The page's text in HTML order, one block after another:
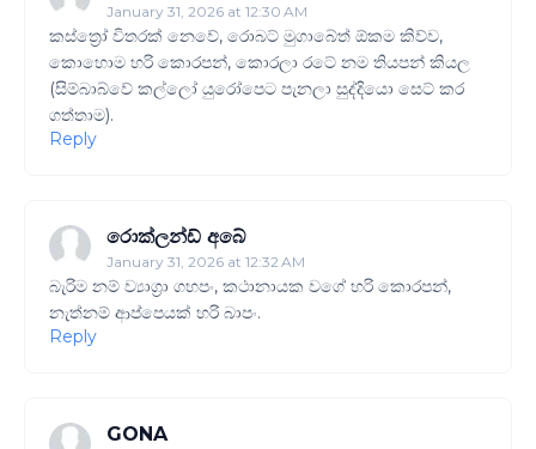
January 31, 2026 at 12:30 AM
කස්ත්‍රෝ විතරක් නෙවේ, රොබට් මුගාබේත් ඕකම කිව්ව,
කොහොම හරි කොරපන්, කොරලා රටේ නම තියපන් කියල
(සිම්බාබ්වේ කල්ලෝ යුරෝපෙට පැනලා සුද්දියො සෙට් කර
ගත්තාම).
Reply
රොක්ලන්ඩ් අබේ
January 31, 2026 at 12:32 AM
බැරිම නම් ව්‍යාග්‍රා ගහපං, කථානායක වගේ හරි කොරපන්,
නැත්නම් ආප්පෙයක් හරි බාපං.
Reply
GONA